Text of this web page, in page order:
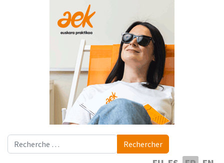
Rechercher Rechercher